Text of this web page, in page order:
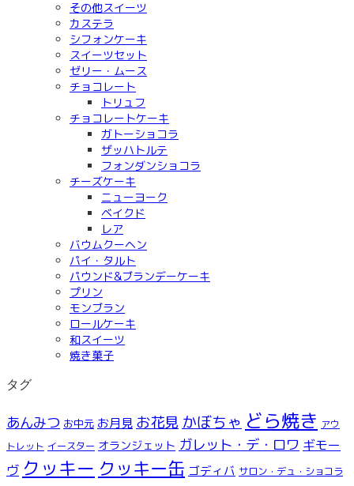
その他スイーツ
カステラ
シフォンケーキ
スイーツセット
ゼリー・ムース
チョコレート
トリュフ
チョコレートケーキ
ガトーショコラ
ザッハトルテ
フォンダンショコラ
チーズケーキ
ニューヨーク
ベイクド
レア
バウムクーヘン
パイ・タルト
パウンド&ブランデーケーキ
プリン
モンブラン
ロールケーキ
和スイーツ
焼き菓子
タグ
あんみつ お中元 お月見 お花見 かぼちゃ どら焼き アウ
トレット イースター オランジェット ガレット・デ・ロワ ギモー
ヴ クッキー クッキー缶 ゴディバ サロン・デュ・ショコラ